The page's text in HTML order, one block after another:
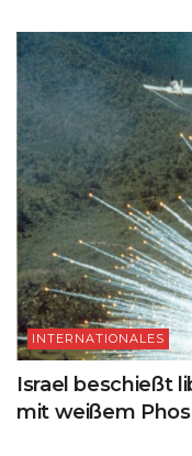
INTERNATIONALES
Israel beschießt
mit weißem